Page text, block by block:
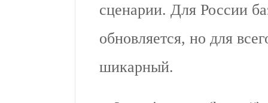
сценарии. Для России
обновляется, но для
шикарный.